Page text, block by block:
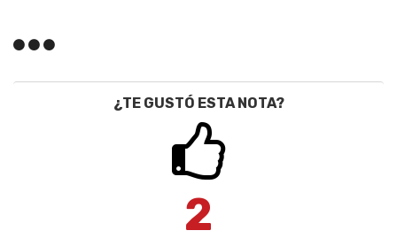
¿TE GUSTÓ ESTA NOTA?
2